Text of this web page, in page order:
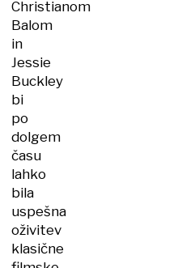
Christianom
Balom
in
Jessie
Buckley
bi
po
dolgem
času
lahko
bila
uspešna
oživitev
klasične